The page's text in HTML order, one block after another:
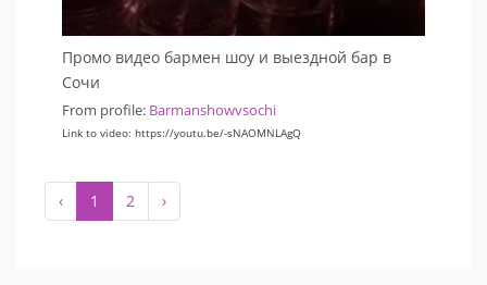
Промо видео бармен шоу и выездной бар в
Сочи
From profile: Barmanshowvsochi
Link to video: https://youtu.be/-sNAOMNLAgQ
‹ 1 2 ›